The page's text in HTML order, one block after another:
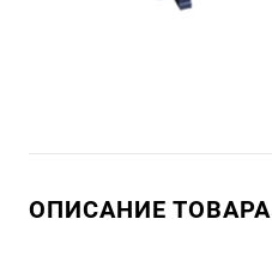
ОПИСАНИЕ ТОВАРА